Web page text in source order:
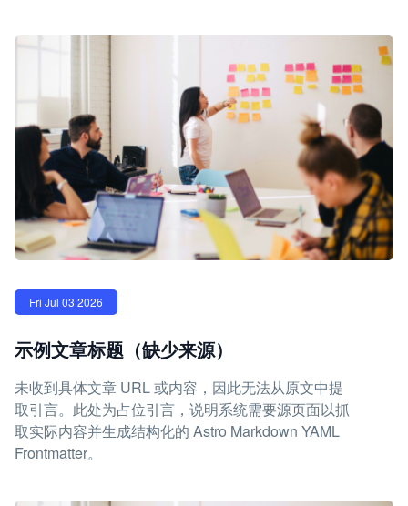
Fri Jul 03 2026
示例文章标题（缺少来源）
未收到具体文章 URL 或内容，因此无法从原文中提
取引言。此处为占位引言，说明系统需要源页面以抓
取实际内容并生成结构化的 Astro Markdown YAML
Frontmatter。